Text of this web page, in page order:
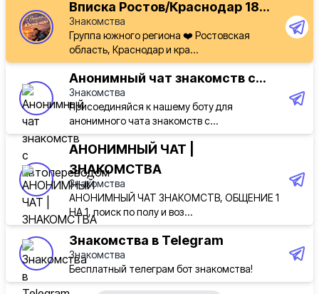
Вписка Ростов/Краснодар 18...
Знакомства
Группа южного региона ❤️ Ростовская
область, Краснодар и кра...
Анонимный чат знакомств с...
Знакомства
Присоединяйся к нашему боту для
анонимного чата знакомств с...
АНОНИМНЫЙ ЧАТ |
ЗНАКОМСТВА
Знакомства
АНОНИМНЫЙ ЧАТ ЗНАКОМСТВ, ОБЩЕНИЕ 1
НА 1, поиск по полу и воз...
Знакомства в Telegram
Знакомства
Бесплатный телеграм бот знакомства!